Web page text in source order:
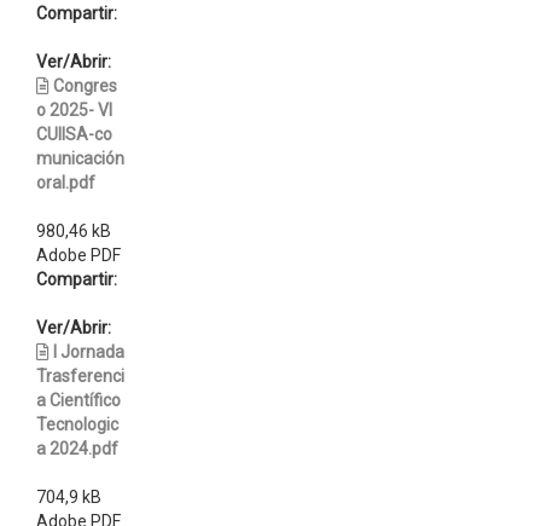
Compartir:
Ver/Abrir:
Congres
o 2025- VI
CUIISA-co
municación
oral.pdf
980,46 kB
Adobe PDF
Compartir:
Ver/Abrir:
I Jornada
Trasferenci
a Científico
Tecnologic
a 2024.pdf
704,9 kB
Adobe PDF